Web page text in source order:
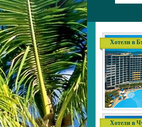
Хотели в
Хотели в